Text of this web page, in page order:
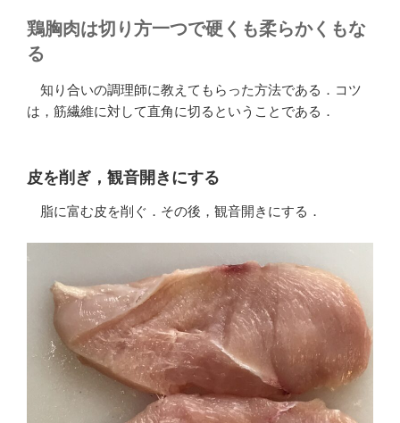
鶏胸肉は切り方一つで硬くも柔らかくもな
る
知り合いの調理師に教えてもらった方法である．コツ
は，筋繊維に対して直角に切るということである．
皮を削ぎ，観音開きにする
脂に富む皮を削ぐ．その後，観音開きにする．